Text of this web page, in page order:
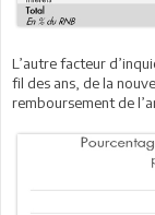
L’autre facteur
fil des ans, de la
remboursement de